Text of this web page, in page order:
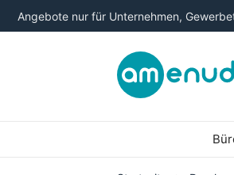
Angebote nur für Unternehmen,